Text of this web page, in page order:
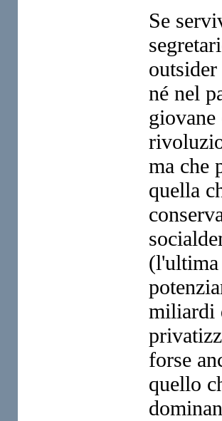
Se
né nel
ma che
quella
miliardi
forse
quello